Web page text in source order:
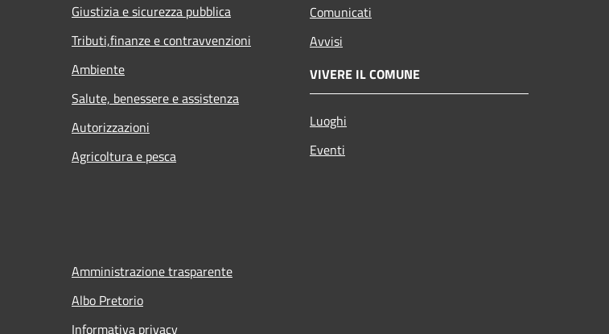
Giustizia e sicurezza pubblica
Tributi,finanze e contravvenzioni
Ambiente
Salute, benessere e assistenza
Autorizzazioni
Agricoltura e pesca
Comunicati
Avvisi
VIVERE IL COMUNE
Luoghi
Eventi
Amministrazione trasparente
Albo Pretorio
Informativa privacy